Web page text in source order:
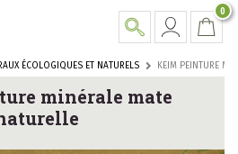
0
ÉCOLOGIQUES ET NATURELS KEIM PEINTURE
minérale mate